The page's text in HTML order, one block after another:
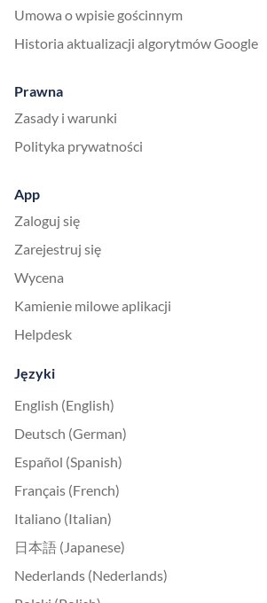
Umowa o wpisie gościnnym
Historia aktualizacji algorytmów Google
Prawna
Zasady i warunki
Polityka prywatności
App
Zaloguj się
Zarejestruj się
Wycena
Kamienie milowe aplikacji
Helpdesk
Języki
English (English)
Deutsch (German)
Español (Spanish)
Français (French)
Italiano (Italian)
日本語 (Japanese)
Nederlands (Nederlands)